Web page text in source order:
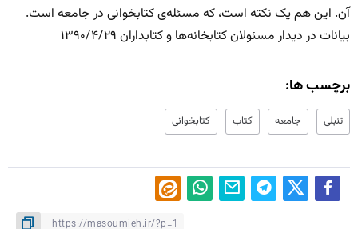
آن. این هم یک نکته است، که مسئله‌ی کتابخوانی در جامعه است.
بیانات در دیدار مسئولان کتابخانه‌ها و کتابداران ۱۳۹۰/۴/۲۹
برچسب ها:
تنبلی جامعه کتاب کتابخوانی